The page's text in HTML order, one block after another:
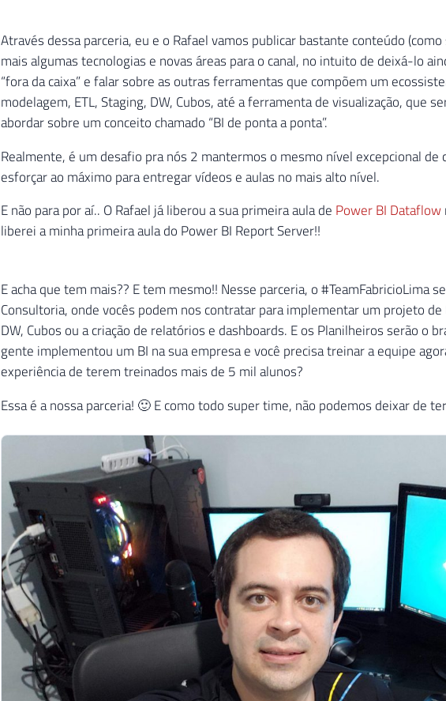
Através dessa parceria, eu e o Rafael vamos publicar bastante conteúdo
mais algumas tecnologias e novas áreas para o canal, no intuito de deixá-lo
“fora da caixa” e falar sobre as outras ferramentas que compõem um
modelagem, ETL, Staging, DW, Cubos, até a ferramenta de visualização, que
abordar sobre um conceito chamado “BI de ponta a ponta”.
Realmente, é um desafio pra nós 2 mantermos o mesmo nível excepcional
esforçar ao máximo para entregar vídeos e aulas no mais alto nível.
E não para por aí.. O Rafael já liberou a sua primeira aula de Power BI Dataflow
liberei a minha primeira aula do Power BI Report Server!!
E acha que tem mais?? E tem mesmo!! Nesse parceria, o #TeamFabricioLima
Consultoria, onde vocês podem nos contratar para implementar um projeto
DW, Cubos ou a criação de relatórios e dashboards. E os Planilheiros serão o
gente implementou um BI na sua empresa e você precisa treinar a equipe
experiência de terem treinados mais de 5 mil alunos?
Essa é a nossa parceria! 🙂 E como todo super time, não podemos deixar de